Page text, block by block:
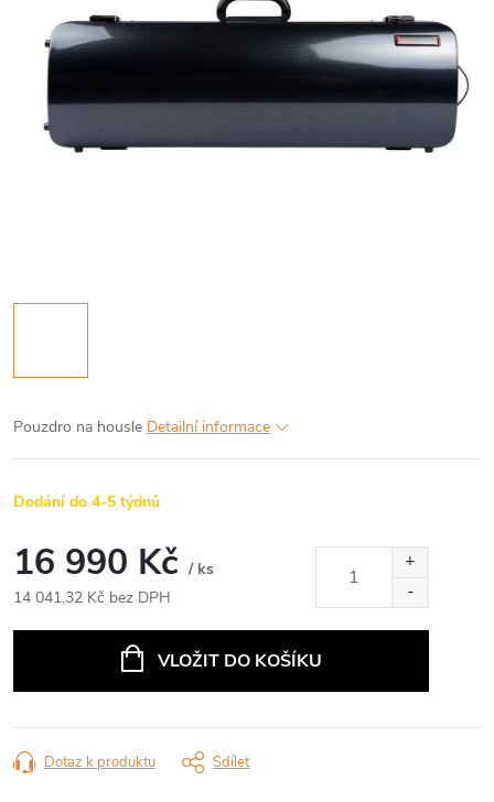
Pouzdro na housle Detailní informace
Dodání do 4-5 týdnů
16 990 Kč / ks
14 041,32 Kč bez DPH
VLOŽIT DO KOŠÍKU
Dotaz k produktu Sdílet